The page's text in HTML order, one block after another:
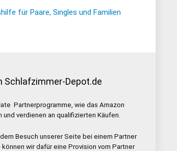
für Paare, Singles und Familien
Schlafzimmer-Depot.de
Partnerprogramme, wie das Amazon
und verdienen an qualifizierten Käufen.
Besuch unserer Seite bei einem Partner
wir dafür eine Provision vom Partner